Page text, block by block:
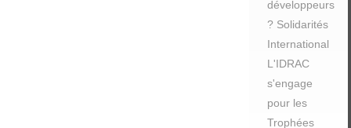
développeurs
? Solidarités
International
L'IDRAC
s'engage
pour les
Trophées